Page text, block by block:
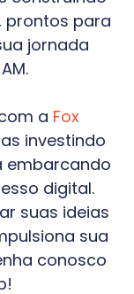
prontos para
jornada
.
a Fox
investindo
embarcando
digital.
suas ideias
sua
conosco